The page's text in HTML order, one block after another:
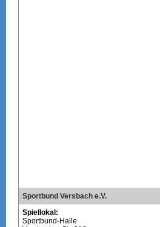
Sportbund Versbach e.V.
Spiellokal:
Sportbund-Halle